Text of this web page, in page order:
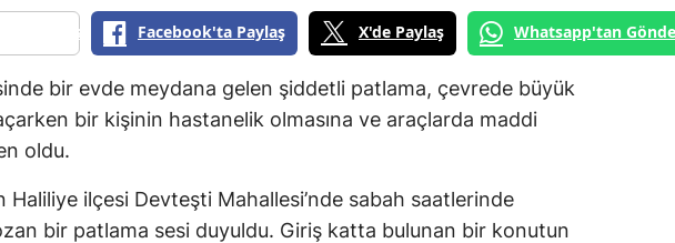
Facebook'ta Paylaş X'de Paylaş Whatsapp'tan
bir evde meydana gelen şiddetli patlama, çevrede büyük
bir kişinin hastanelik olmasına ve araçlarda maddi
oldu.
Haliliye ilçesi Devteşti Mahallesi’nde sabah saatlerinde
bir patlama sesi duyuldu. Giriş katta bulunan bir konutun